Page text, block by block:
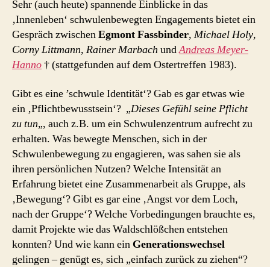
Sehr (auch heute) spannende Einblicke in das
‚Innenleben‘ schwulenbewegten Engagements bietet ein
Gespräch zwischenEgmont Fassbinder, Michael Holy,
Corny Littmann, Rainer Marbach undAndreas Meyer-
Hanno† (stattgefunden auf dem Ostertreffen 1983).
Gibt es eine ’schwule Identität‘? Gab es gar etwas wie
ein ‚Pflichtbewusstsein‘? „Dieses Gefühl seine Pflicht
zu tun„, auch z.B. um ein Schwulenzentrum aufrecht zu
erhalten. Was bewegte Menschen, sich in der
Schwulenbewegung zu engagieren, was sahen sie als
ihren persönlichen Nutzen? Welche Intensität an
Erfahrung bietet eine Zusammenarbeit als Gruppe, als
‚Bewegung‘? Gibt es gar eine ‚Angst vor dem Loch,
nach der Gruppe‘? Welche Vorbedingungen brauchte es,
damit Projekte wie das Waldschlößchen entstehen
konnten? Und wie kann ein Generationswechsel
gelingen – genügt es, sich „einfach zurück zu ziehen“?